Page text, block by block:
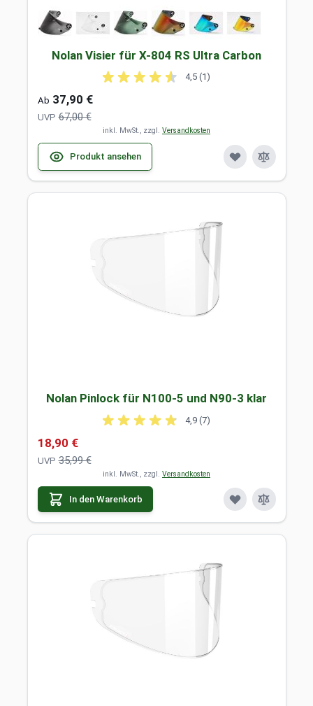
Nolan Visier für X-804 RS Ultra Carbon
4,5 (1)
Ab 37,90 €
UVP 67,00 €
inkl. MwSt., zzgl. Versandkosten
Produkt ansehen
Nolan Pinlock für N100-5 und N90-3 klar
4,9 (7)
Sonderpreis
18,90 €
UVP 35,99 €
inkl. MwSt., zzgl. Versandkosten
In den Warenkorb